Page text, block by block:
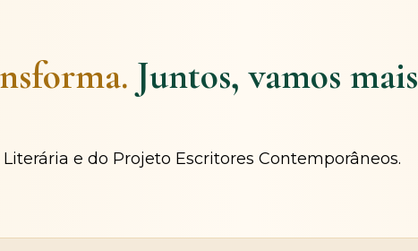
Juntos, vamos mais
e do Projeto Escritores Contemporâneos.